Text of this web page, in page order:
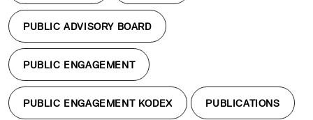
PUBLIC ADVISORY BOARD
PUBLIC ENGAGEMENT
PUBLIC ENGAGEMENT KODEX PUBLICATIONS